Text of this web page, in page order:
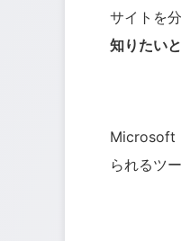
サイトを
知りたい
Microsoft
られるツ